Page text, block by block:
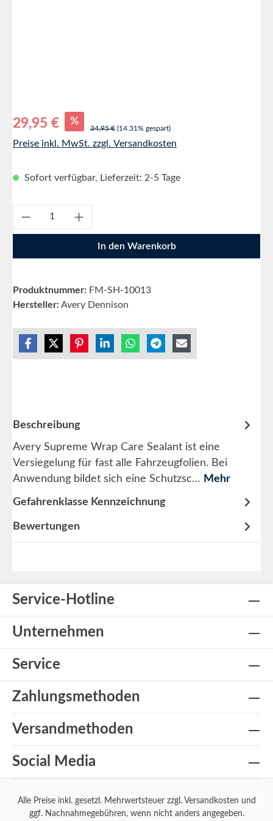
Verkaufspreis:
29,95 € %
Regulärer Preis:
34,95 € (14.31% gespart)
Preise inkl. MwSt. zzgl. Versandkosten
Sofort verfügbar, Lieferzeit: 2-5 Tage
Produkt Anzahl: Gib den gewünschten
In den Warenkorb
Produktnummer: FM-SH-10013
Hersteller:Avery Dennison
Beschreibung
Avery Supreme Wrap Care Sealant ist eine
Versiegelung für fast alle Fahrzeugfolien. Bei
Anwendung bildet sich eine Schutzsc… Mehr
Gefahrenklasse Kennzeichnung
Bewertungen
Service-Hotline
Unternehmen
Service
Zahlungsmethoden
Versandmethoden
Social Media
Alle Preise inkl. gesetzl. Mehrwertsteuer zzgl. Versandkosten und
ggf. Nachnahmegebühren, wenn nicht anders angegeben.